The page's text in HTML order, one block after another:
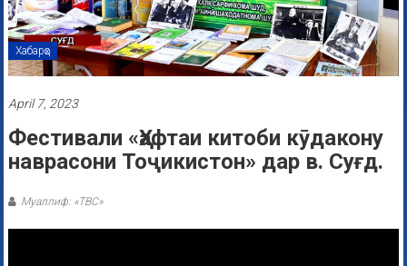
Хабарҳо
April 7, 2023
Фестивали «Ҳафтаи китоби кӯдакону
наврасони Тоҷикистон» дар в. Суғд.
Муаллиф: «ТВС»